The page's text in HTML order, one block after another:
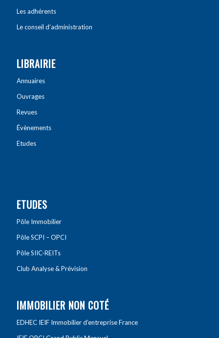
Les adhérents
Le conseil d’administration
LIBRAIRIE
Annuaires
Ouvrages
Revues
Évènements
Etudes
ETUDES
Pôle Immobilier
Pôle SCPI – OPCI
Pôle SIIC-REITs
Club Analyse & Prévision
IMMOBILIER NON COTÉ
EDHEC IEIF Immobilier d’entreprise France